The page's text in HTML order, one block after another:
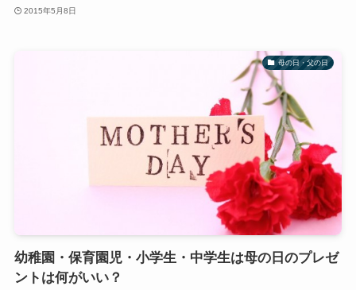
2015年5月8日
母の日・父の日
幼稚園・保育園児・小学生・中学生は母の日のプレゼ
ントは何がいい？